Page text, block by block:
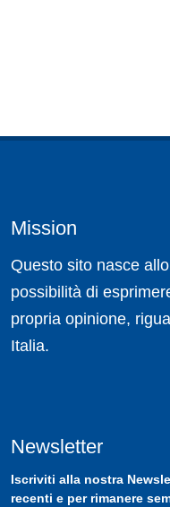
Mission
Questo sito nasce
possibilità di
propria opinione,
Italia.
Newsletter
Iscriviti alla nostra
recenti e per rimanere